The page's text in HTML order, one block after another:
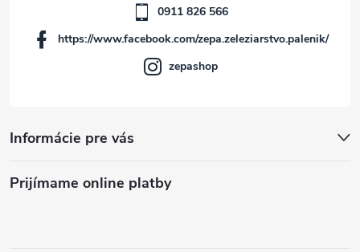
Informácie pre vás
0911 826 566
https://www.facebook.com/zepa.zeleziarstvo.palenik/
zepashop
Prijímame online platby